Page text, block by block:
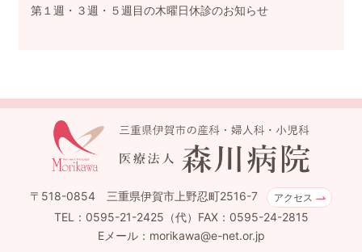
第１週・３週・５週目の木曜日休診のお知らせ
〒518-0854 三重県伊賀市上野忍町2516-7 アクセス
TEL：0595-21-2425（代）FAX：0595-24-2815
Eメール：morikawa@e-net.or.jp